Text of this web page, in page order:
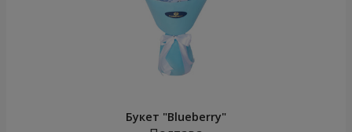
Букет "Blueberry"